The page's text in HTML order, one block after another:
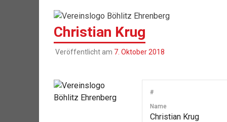
Christian Krug
Veröffentlicht am 7. Oktober 2018
#
Name
Christian Krug